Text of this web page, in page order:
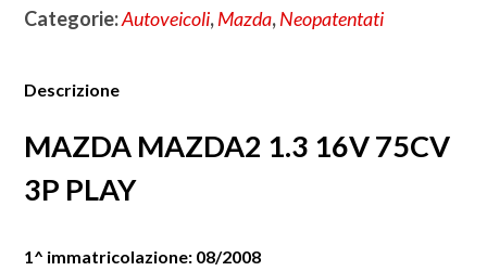
Categorie:Autoveicoli,Mazda,Neopatentati
Descrizione
MAZDA MAZDA2 1.3 16V 75CV
3P PLAY
1^ immatricolazione: 08/2008